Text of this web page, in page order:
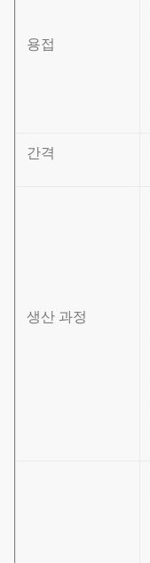
용접
간격
생산 과정